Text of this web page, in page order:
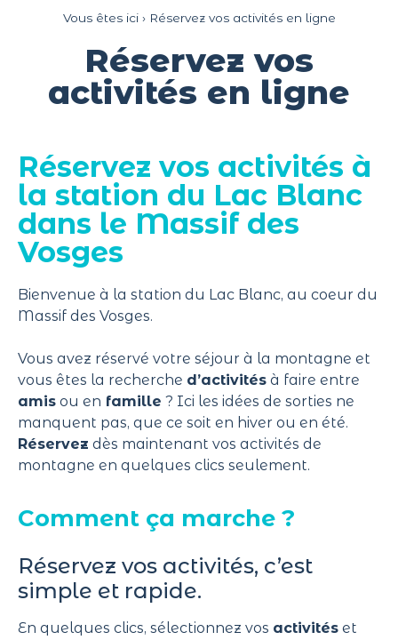
Vous êtes ici › Réservez vos activités en ligne
Réservez vos
activités en ligne
Réservez vos activités à
la station du Lac Blanc
dans le Massif des
Vosges
Bienvenue à la station du Lac Blanc, au coeur du
Massif des Vosges.
Vous avez réservé votre séjour à la montagne et
vous êtes la recherche d’activités à faire entre
amis ou en famille ? Ici les idées de sorties ne
manquent pas, que ce soit en hiver ou en été.
Réservez dès maintenant vos activités de
montagne en quelques clics seulement.
Comment ça marche ?
Réservez vos activités, c’est
simple et rapide.
En quelques clics, sélectionnez vos activités et
Panneau de gestion des cookies